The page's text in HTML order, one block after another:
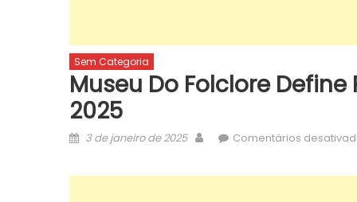
Sem Categoria
Museu Do Folclore
2025
Posted
3 de janeiro de 2025 AuthorComentários